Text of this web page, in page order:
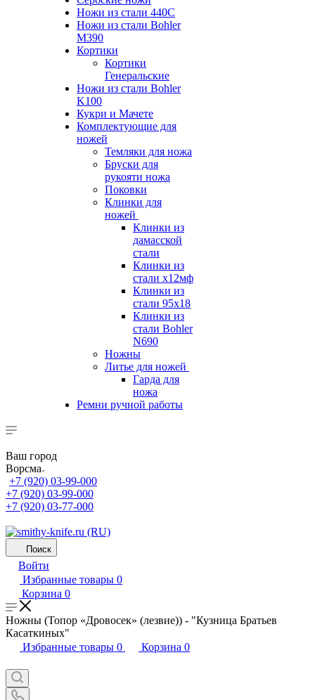
Ножи из стали 440С
Ножи из стали Bohler
M390
Кортики
Кортики
Генеральские
Ножи из стали Bohler
K100
Кукри и Мачете
Комплектующие для
ножей
Темляки для ножа
Бруски для
рукояти ножа
Поковки
Клинки для
ножей
Клинки из
дамасской
стали
Клинки из
стали х12мф
Клинки из
стали 95х18
Клинки из
стали Bohler
N690
Ножны
Литье для ножей
Гарда для
ножа
Ремни ручной работы
Ваш город
Ворсма
+7 (920) 03-99-000
+7 (920) 03-99-000
+7 (920) 03-77-000
Поиск
Войти
Избранные товары 0
Корзина 0
Ножны (Топор «Дровосек» (лезвие)) - "Кузница Братьев
Касаткиных"
Избранные товары 0 Корзина 0